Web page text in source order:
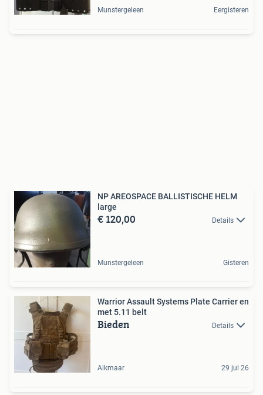
Munstergeleen Eergisteren
NP AREOSPACE BALLISTISCHE HELM
large
€ 120,00 Details
Munstergeleen Gisteren
Warrior Assault Systems Plate Carrier en
met 5.11 belt
Bieden Details
Alkmaar 29 jul 26